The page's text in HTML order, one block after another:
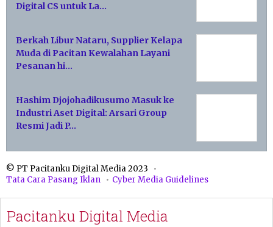
Digital CS untuk La…
Berkah Libur Nataru, Supplier Kelapa
Muda di Pacitan Kewalahan Layani
Pesanan hi…
Hashim Djojohadikusumo Masuk ke
Industri Aset Digital: Arsari Group
Resmi Jadi P…
© PT Pacitanku Digital Media 2023
Tata Cara Pasang Iklan
Cyber Media Guidelines
Pacitanku Digital Media